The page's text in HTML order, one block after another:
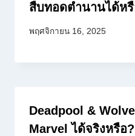
สืบทอดตำนานได้ห
พฤศจิกายน 16, 2025
Deadpool &
Marvel ได้จริงหรือ?